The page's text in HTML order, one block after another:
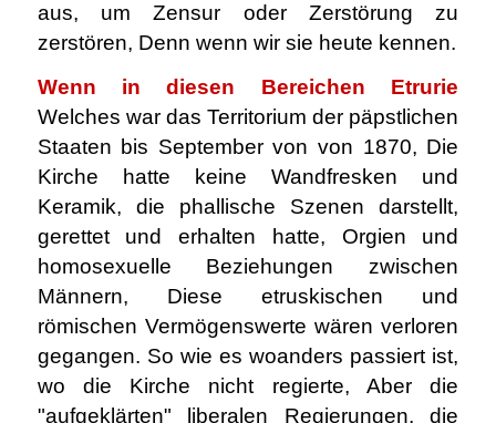
aus, um Zensur oder Zerstörung zu
zerstören, Denn wenn wir sie heute kennen.
Wenn in diesen Bereichen Etrurie
Welches war das Territorium der päpstlichen
Staaten bis September von von 1870, Die
Kirche hatte keine Wandfresken und
Keramik, die phallische Szenen darstellt,
gerettet und erhalten hatte, Orgien und
homosexuelle Beziehungen zwischen
Männern, Diese etruskischen und
römischen Vermögenswerte wären verloren
gegangen. So wie es woanders passiert ist,
wo die Kirche nicht regierte, Aber die
"aufgeklärten" liberalen Regierungen, die